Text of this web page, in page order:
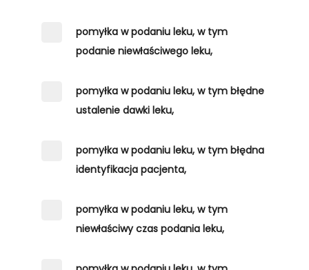
pomyłka w podaniu leku, w tym
podanie niewłaściwego leku,
pomyłka w podaniu leku, w tym błędne
ustalenie dawki leku,
pomyłka w podaniu leku, w tym błędna
identyfikacja pacjenta,
pomyłka w podaniu leku, w tym
niewłaściwy czas podania leku,